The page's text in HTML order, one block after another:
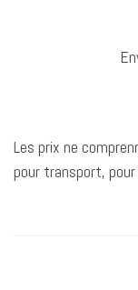
Les prix ne
pour transport,